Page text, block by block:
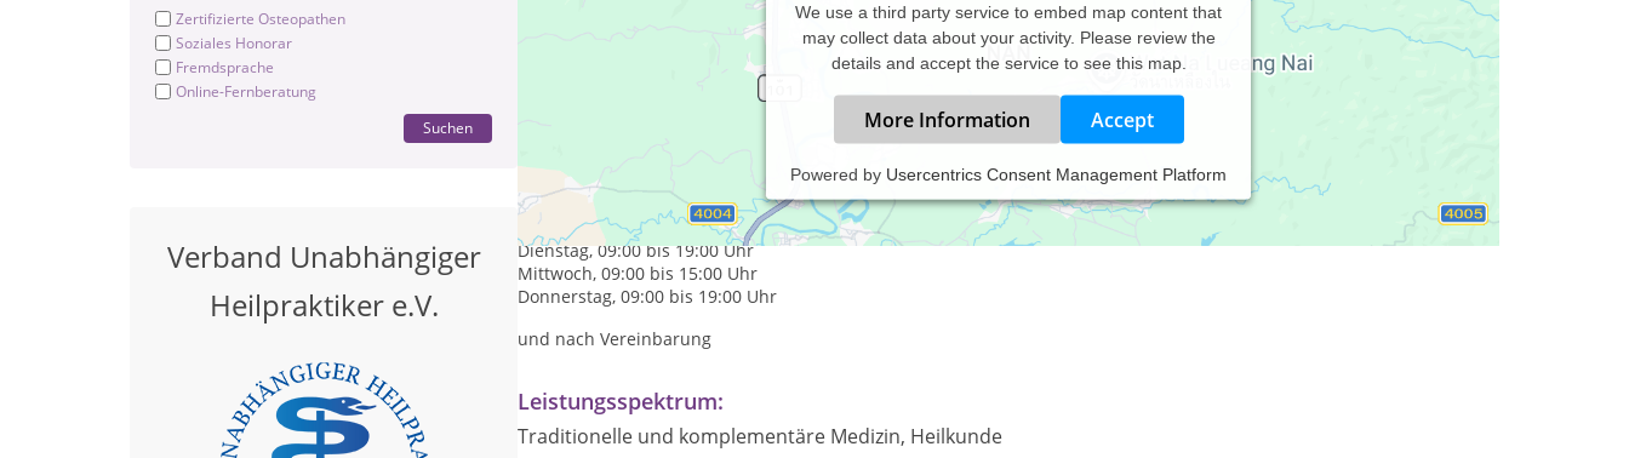
Zertifizierte Osteopathen
Soziales Honorar
Fremdsprache
Online-Fernberatung
Suchen
Verband Unabhängiger
Heilpraktiker e.V.
We use a third party service to embed map content that
may collect data about your activity. Please review the
details and accept the service to see this map.
More Information Accept
Powered by Usercentrics Consent Management Platform
Praxiszeiten:
Montag, 12:00 bis 19:00 Uhr
Dienstag, 09:00 bis 19:00 Uhr
Mittwoch, 09:00 bis 15:00 Uhr
Donnerstag, 09:00 bis 19:00 Uhr
und nach Vereinbarung
Leistungsspektrum:
Traditionelle und komplementäre Medizin, Heilkunde